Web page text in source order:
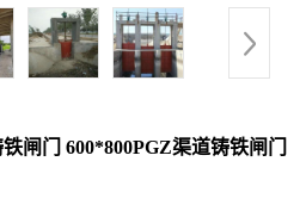
闸门 600*800PGZ渠道铸铁闸门